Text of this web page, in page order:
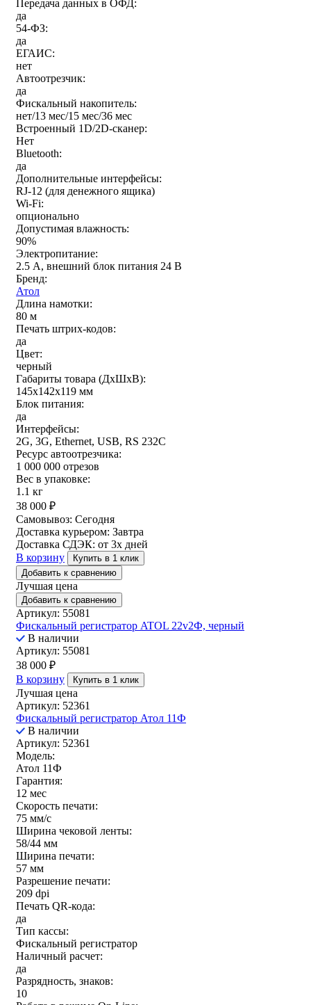
Передача данных в ОФД:
да
54-ФЗ:
да
ЕГАИС:
нет
Автоотрезчик:
да
Фискальный накопитель:
нет/13 мес/15 мес/36 мес
Встроенный 1D/2D-сканер:
Нет
Bluetooth:
да
Дополнительные интерфейсы:
RJ-12 (для денежного ящика)
Wi-Fi:
опционально
Допустимая влажность:
90%
Электропитание:
2.5 А, внешний блок питания 24 В
Бренд:
Атол
Длина намотки:
80 м
Печать штрих-кодов:
да
Цвет:
черный
Габариты товара (ДxШxВ):
145х142х119 мм
Блок питания:
да
Интерфейсы:
2G, 3G, Ethernet, USB, RS 232C
Ресурс автоотрезчика:
1 000 000 отрезов
Вес в упаковке:
1.1 кг
38 000 ₽
Самовывоз: Сегодня
Доставка курьером: Завтра
Доставка СДЭК: от 3х дней
В корзину
Купить в 1 клик
Добавить к сравнению
Лучшая цена
Добавить к сравнению
Артикул: 55081
Фискальный регистратор ATOL 22v2Ф, черный
В наличии
Артикул: 55081
38 000 ₽
В корзину
Купить в 1 клик
Лучшая цена
Артикул: 52361
Фискальный регистратор Атол 11Ф
В наличии
Артикул: 52361
Модель:
Атол 11Ф
Гарантия:
12 мес
Скорость печати:
75 мм/с
Ширина чековой ленты:
58/44 мм
Ширина печати:
57 мм
Разрешение печати:
209 dpi
Печать QR-кода:
да
Тип кассы:
Фискальный регистратор
Наличный расчет:
да
Разрядность, знаков:
10